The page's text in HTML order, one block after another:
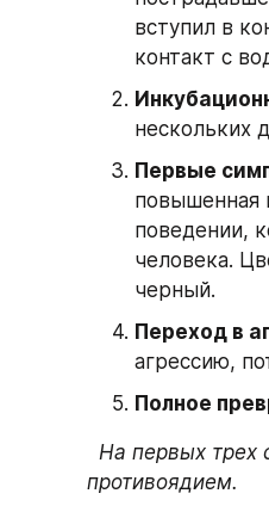
вступил в
контакт с
нескольких
Первые
повышенная
поведении,
человека.
черный.
Переход в
агрессию,
Полное
На первых трех
противоядием.